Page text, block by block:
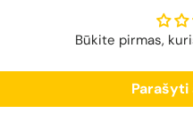
Būkite pirmas,